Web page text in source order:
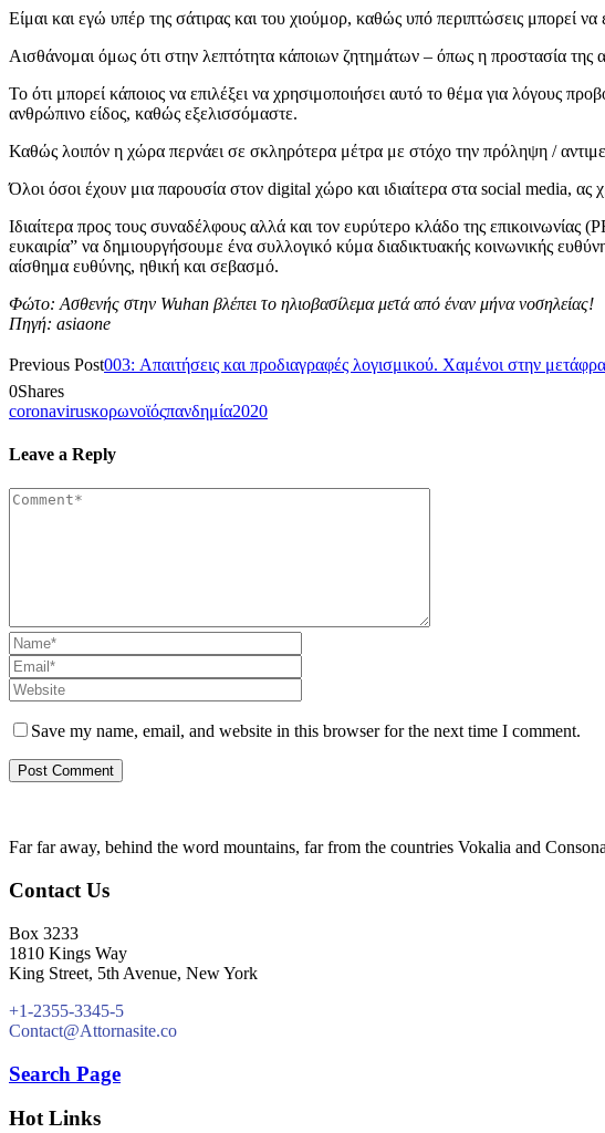
Είμαι και εγώ υπέρ της σάτιρας και του χιούμορ, καθώς υπό περιπτώσεις μπορεί να
Αισθάνομαι όμως ότι στην λεπτότητα κάποιων ζητημάτων – όπως η προστασία της
Το ότι μπορεί κάποιος να επιλέξει να χρησιμοποιήσει αυτό το θέμα για λόγους
ανθρώπινο είδος, καθώς εξελισσόμαστε.
Καθώς λοιπόν η χώρα περνάει σε σκληρότερα μέτρα με στόχο την πρόληψη /
Όλοι όσοι έχουν μια παρουσία στον digital χώρο και ιδιαίτερα στα social media,
Ιδιαίτερα προς τους συναδέλφους αλλά και τον ευρύτερο κλάδο της
ευκαιρία” να δημιουργήσουμε ένα συλλογικό κύμα διαδικτυακής κοινωνικής
αίσθημα ευθύνης, ηθική και σεβασμό.
Φώτο: Ασθενής στην Wuhan βλέπει το ηλιοβασίλεμα μετά από έναν μήνα νοσηλείας!
Πηγή: asiaone
Previous Post003: Απαιτήσεις και προδιαγραφές λογισμικού. Χαμένοι στην
0Shares
coronavirusκορωνοϊόςπανδημία2020
Leave a Reply
Save my name, email, and website in this browser for the next time I comment.
Far far away, behind the word mountains, far from the countries Vokalia and
Contact Us
Box 3233
1810 Kings Way
King Street, 5th Avenue, New York
+1-2355-3345-5
Contact@Attornasite.co
Search Page
Hot Links